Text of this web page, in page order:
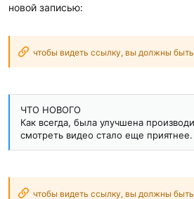
новой записью:
чтобы видеть ссылку, вы должны
ЧТО НОВОГО
Как всегда, была улучшена
смотреть видео стало еще приятнее.
чтобы видеть ссылку, вы должны